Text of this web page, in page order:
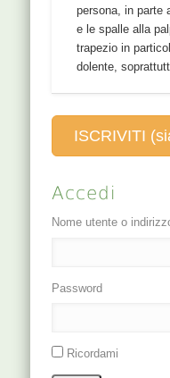
persona, in parte
e le spalle alla
trapezio in
dolente,
ISCRIVITI
Accedi
Nome utente o
Password
Ricordami